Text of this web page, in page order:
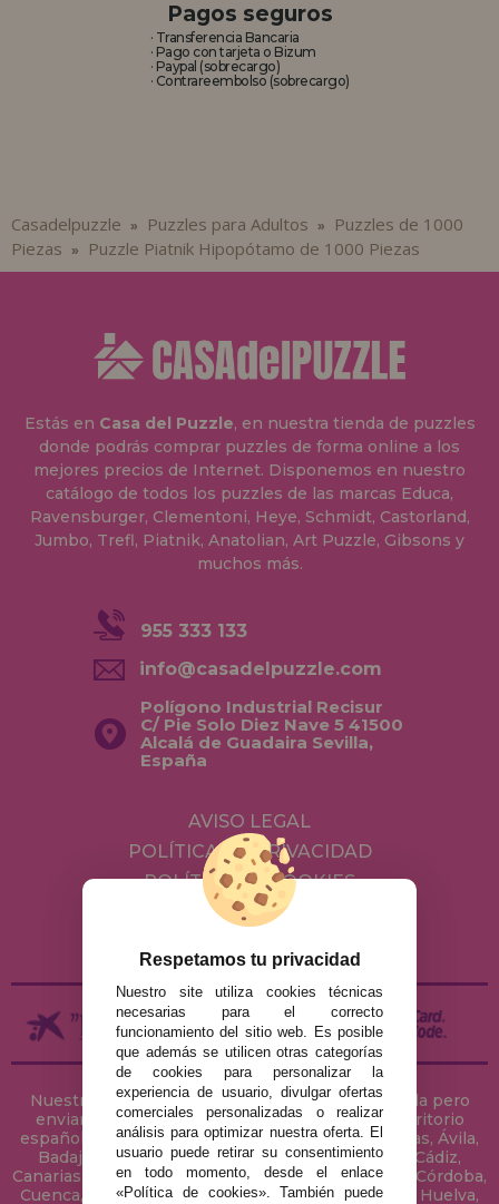
Pagos seguros
· Transferencia Bancaria
· Pago con tarjeta o Bizum
· Paypal (sobrecargo)
· Contrareembolso (sobrecargo)
Casadelpuzzle » Puzzles para Adultos »
Puzzles de 1000
Piezas » Puzzle Piatnik Hipopótamo de 1000 Piezas
Estás en Casa del Puzzle, en nuestra tienda de puzzles
donde podrás comprar puzzles de forma online a los
mejores precios de Internet. Disponemos en nuestro
catálogo de todos los puzzles de las marcas Educa,
Ravensburger, Clementoni, Heye, Schmidt, Castorland,
Jumbo, Trefl, Piatnik, Anatolian, Art Puzzle, Gibsons y
muchos más.
955 333 133
info@casadelpuzzle.com
Polígono Industrial Recisur
C/ Pie Solo Diez Nave 5 41500
Alcalá de Guadaira Sevilla,
España
AVISO LEGAL
POLÍTICA DE PRIVACIDAD
POLÍTICA DE COOKIES
ENVÍOS Y DEVOLUCIONES
Nuestra tienda de puzzles está ubicada en Sevilla pero
enviamos tus puzzles a cualquier ciudad del territorio
español: Álava, Albacete, Alicante, Almería, Asturias, Ávila,
Badajoz, Baleares, Barcelona, Burgos, Cáceres, Cádiz,
Canarias, Cantabria, Castellón, Ceuta, Ciudad Real, Córdoba,
Cuenca, Gerona, Granada, Guadalajara, Guipúzcoa, Huelva,
Respetamos tu privacidad
Nuestro site utiliza cookies técnicas
necesarias para el correcto
funcionamiento del sitio web. Es posible
que además se utilicen otras categorías
de cookies para personalizar la
experiencia de usuario, divulgar ofertas
comerciales personalizadas o realizar
análisis para optimizar nuestra oferta. El
usuario puede retirar su consentimiento
en todo momento, desde el enlace
«Política de cookies». También puede